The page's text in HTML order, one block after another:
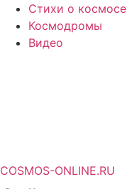
Стихи о космосе
Космодромы
Видео
COSMOS-ONLINE.RU